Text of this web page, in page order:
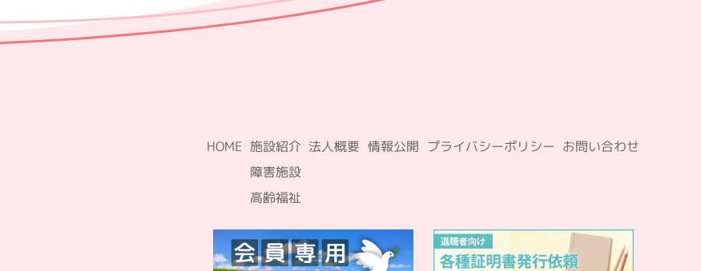
HOME 施設紹介
障害施設
高齢福祉
法人概要 情報公開 プライバシーポリシー お問い合わせ